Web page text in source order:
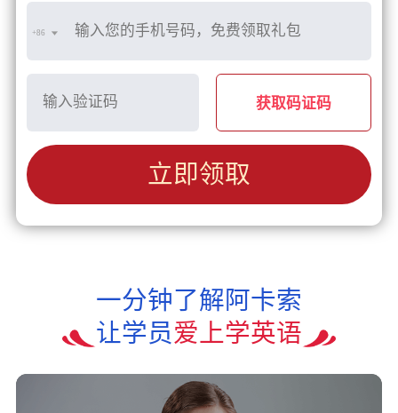
+86
获取码证码
立即领取
一分钟了解阿卡索
让学员爱上学英语